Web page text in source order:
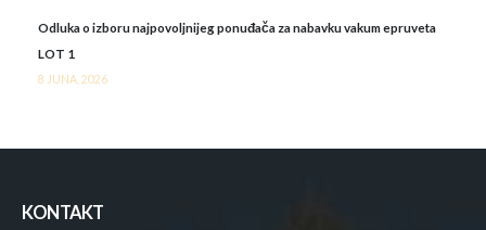
Odluka o izboru najpovoljnijeg ponuđača za nabavku vakum epruveta
LOT 1
8 JUNA, 2026
KONTAKT